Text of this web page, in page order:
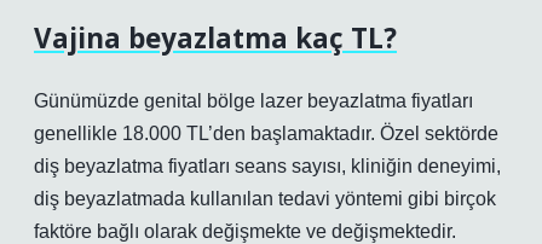
Vajina beyazlatma kaç TL?
Günümüzde genital bölge lazer beyazlatma fiyatları
genellikle 18.000 TL’den başlamaktadır. Özel sektörde
diş beyazlatma fiyatları seans sayısı, kliniğin deneyimi,
diş beyazlatmada kullanılan tedavi yöntemi gibi birçok
faktöre bağlı olarak değişmekte ve değişmektedir.